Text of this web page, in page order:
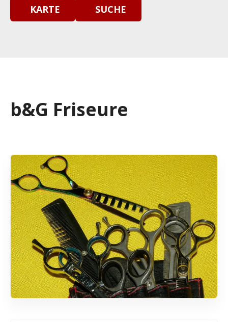
KARTE SUCHE
b&G Friseure